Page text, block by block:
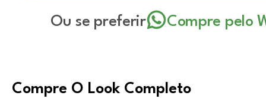
Ou se preferir Compre pelo
Compre O Look Completo